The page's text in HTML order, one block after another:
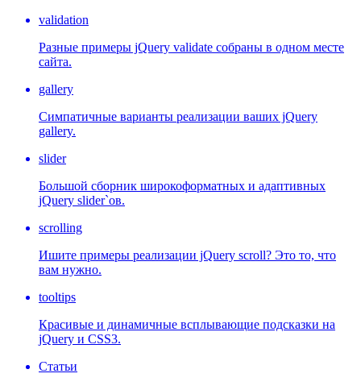
validation
Разные примеры jQuery validate собраны в одном месте
сайта.
gallery
Симпатичные варианты реализации ваших jQuery
gallery.
slider
Большой сборник широкоформатных и адаптивных
jQuery slider`ов.
scrolling
Ишите примеры реализации jQuery scroll? Это то, что
вам нужно.
tooltips
Красивые и динамичные всплывающие подсказки на
jQuery и CSS3.
Статьи